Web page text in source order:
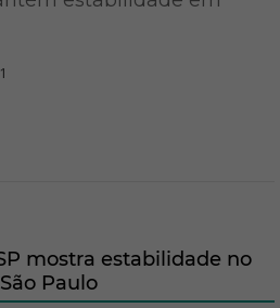
mostra estabilidade no
Paulo